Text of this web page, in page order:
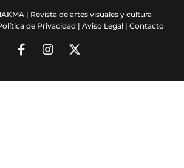
| Revista de artes visuales y cultura
de Privacidad | Aviso Legal | Contacto